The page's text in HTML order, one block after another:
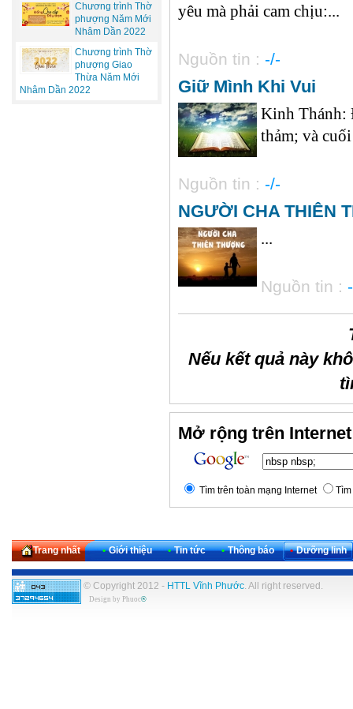
Chương trình Thờ
phượng Năm Mới
Nhâm Dần 2022
Chương trình Thờ
phượng Giao
Thừa Năm Mới
Nhâm Dần 2022
yêu mà phải cam chịu:...
Nguồn tin : -/-
Giữ Mình Khi Vui
Kinh Thánh:
thảm; và
Nguồn tin : -/-
NGƯỜI CHA THIÊN
...
Nguồn tin :
Nếu kết quả này
Mở rộng trên
Tìm trên toàn mạng Internet
Trang nhất • Giới thiệu • Tin tức • Thông báo • Dưỡng linh
© Copyright 2012 - HTTL Vĩnh Phước. All right reserved.
Design by Phuoc®